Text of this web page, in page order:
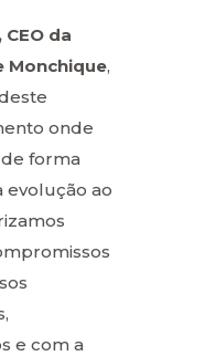
da
Monchique,
onde
forma
evolução ao
e com a